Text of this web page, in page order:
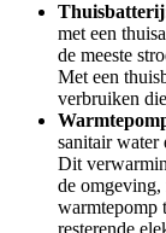
Thuisbatterij
met een
de meeste
Met een
verbruiken
sanitair water
Dit
de
warmtepomp